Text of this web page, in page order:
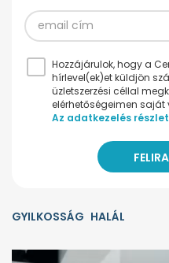
Hozzájárulok, hogy a
hírlevel(ek)et küldjön
üzletszerzési céllal
elérhetőségeimen
Az adatkezelés
GYILKOSSÁG HALÁL